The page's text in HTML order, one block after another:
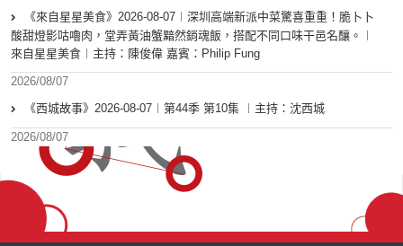
《來自星星美食》2026-08-07︱深圳高端新派中菜驚喜重重！脆卜卜
酸甜燈影咕嚕肉，堂弄黃油蟹黯然銷魂飯，搭配不同口味干邑名釀。︱
來自星星美食︱主持：陳俊偉 嘉賓：Philip Fung
2026/08/07
《西城故事》2026-08-07︱第44季 第10集 ︱主持：沈西城
2026/08/07